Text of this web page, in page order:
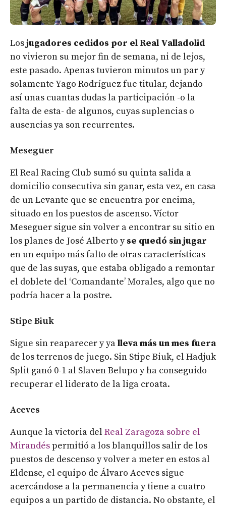
Losjugadores cedidos por el Real Valladolid
no vivieron su mejor fin de semana, ni de lejos,
este pasado. Apenas tuvieron minutos un par y
solamente Yago Rodríguez fue titular, dejando
así unas cuantas dudas la participación -o la
falta de esta- de algunos, cuyas suplencias o
ausencias ya son recurrentes.
Meseguer
El Real Racing Club sumó su quinta salida a
domicilio consecutiva sin ganar, esta vez, en casa
de un Levante que se encuentra por encima,
situado en los puestos de ascenso. Víctor
Meseguer sigue sin volver a encontrar su sitio en
los planes de José Alberto yse quedó sin jugar
en un equipo más falto de otras características
que de las suyas, que estaba obligado a remontar
el doblete del ‘Comandante’ Morales, algo que no
podría hacer a la postre.
Stipe Biuk
Sigue sin reaparecer y yalleva más un mes fuera
de los terrenos de juego. Sin Stipe Biuk, el Hadjuk
Split ganó 0-1 al Slaven Belupo y ha conseguido
recuperar el liderato de la liga croata.
Aceves
Aunque la victoria del Real Zaragoza sobre el
Mirandéspermitió a los blanquillos salir de los
puestos de descenso y volver a meter en estos al
Eldense, el equipo de Álvaro Aceves sigue
acercándose a la permanencia y tiene a cuatro
equipos a un partido de distancia. No obstante, el